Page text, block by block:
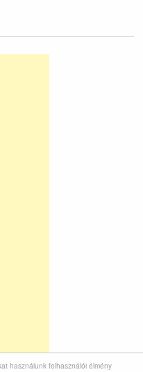
használunk felhasználói élmény